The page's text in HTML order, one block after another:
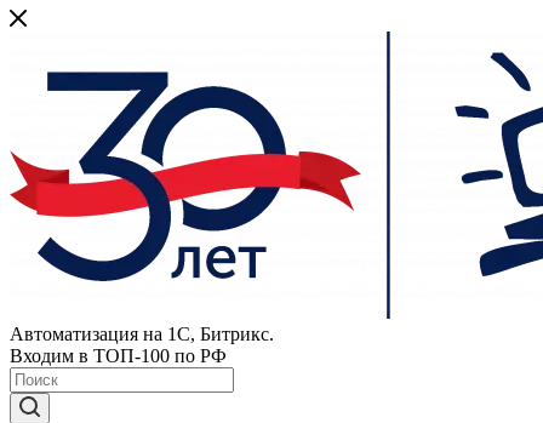
Автоматизация на 1С, Битрикс.
Входим в ТОП-100 по РФ